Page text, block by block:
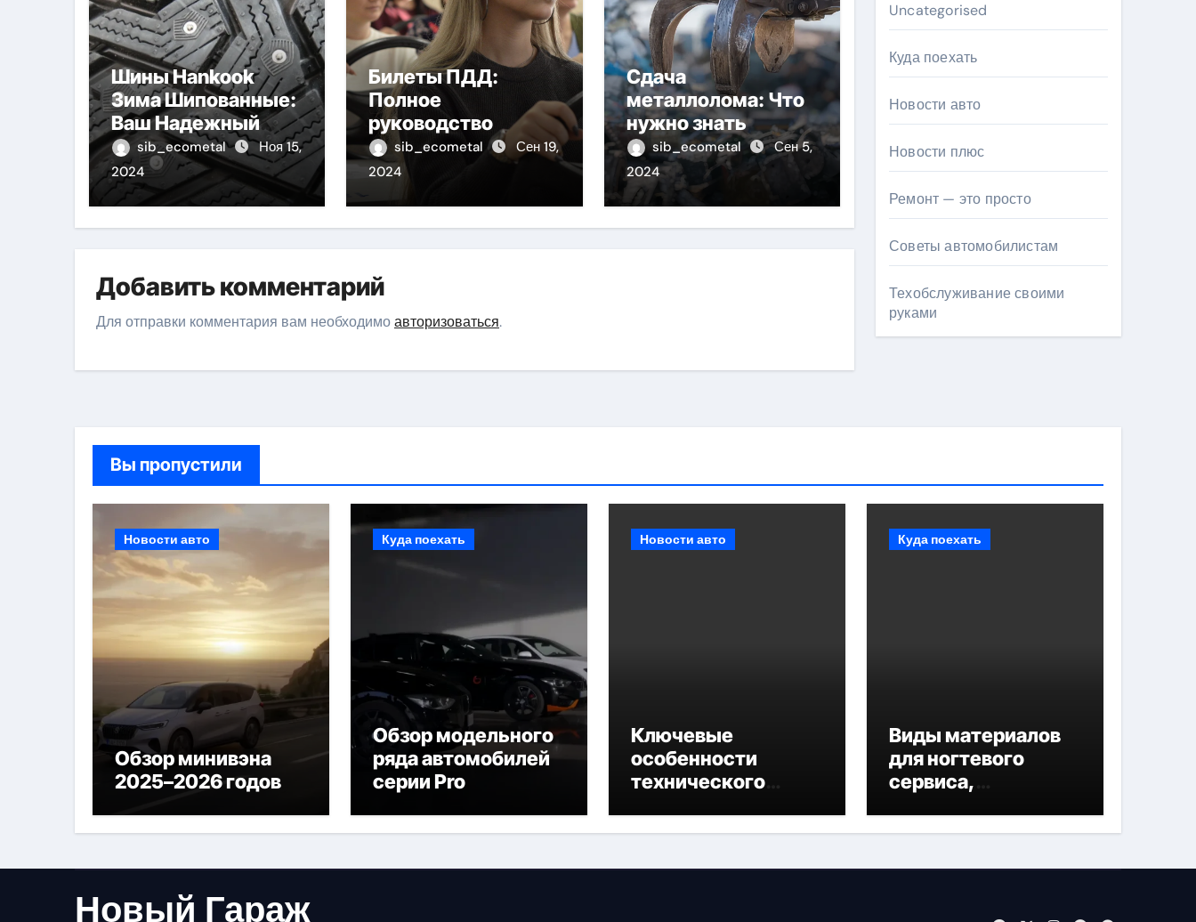
Шины Hankook
Зима Шипованные:
Ваш Надежный
Партнёр на
Снежных Дорогах
sib_ecometal
Ноя 15,
2024
Билеты ПДД:
Полное
руководство
sib_ecometal
Сен 19,
2024
Сдача
металлолома: Что
нужно знать
sib_ecometal
Сен 5,
2024
Добавить комментарий
Для отправки комментария вам необходимоавторизоваться.
Uncategorised
Куда поехать
Новости авто
Новости плюс
Ремонт — это просто
Советы автомобилистам
Техобслуживание своими
руками
Вы пропустили
Новости авто
Обзор минивэна
2025–2026 годов
Куда поехать
Обзор модельного
ряда автомобилей
серии Pro
Новости авто
Ключевые
особенности
технического
BMW
Куда поехать
Виды материалов
для ногтевого
сервиса,
ресниц и
Новый Гараж